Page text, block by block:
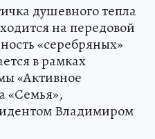
душевного тепла
на передовой
«серебряных»
в рамках
«Активное
«Семья»,
Владимиром